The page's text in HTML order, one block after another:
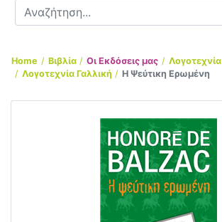
Home Βιβλία Οι Εκδόσεις μας
Λογοτεχνία
Λογοτεχνία Γαλλική
Η Ψεύτικη Ερωμένη